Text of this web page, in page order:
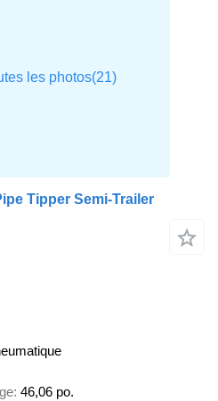
Tipper Semi-Trailer
46,06 po.